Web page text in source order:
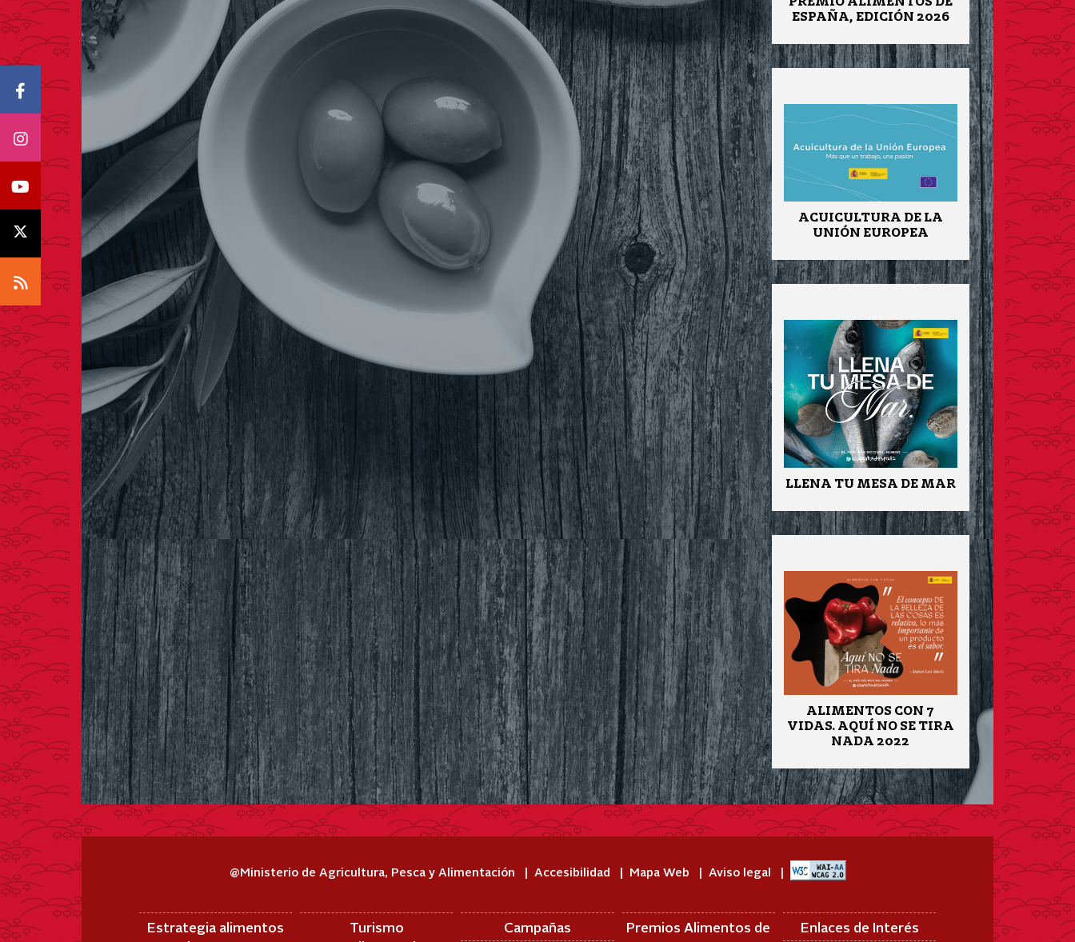
Icono Facebook
Icono Instagram
Icono Youtube
Icono X
Icono RSS
ESPAÑA, EDICIÓN 2026
ACUICULTURA DE LA
UNIÓN EUROPEA
LLENA TU MESA DE MAR
ALIMENTOS CON 7
VIDAS. AQUÍ NO SE TIRA
NADA 2022
@Ministerio de Agricultura, Pesca y Alimentación Accesibilidad Mapa Web Aviso legal
Estrategia alimentos
Turismo
Campañas
Premios Alimentos de
Enlaces de Interés